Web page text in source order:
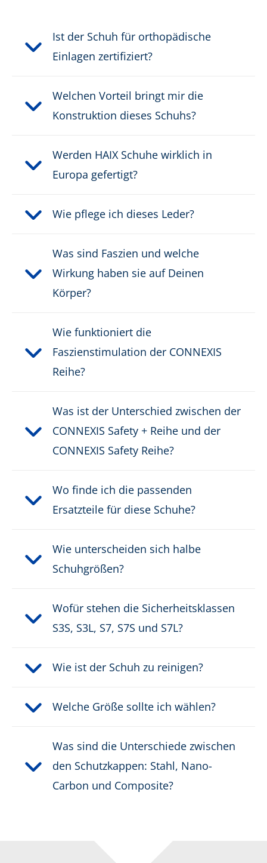
Ist der Schuh für orthopädische
Einlagen zertifiziert?
Welchen Vorteil bringt mir die
Konstruktion dieses Schuhs?
Werden HAIX Schuhe wirklich in
Europa gefertigt?
Wie pflege ich dieses Leder?
Was sind Faszien und welche
Wirkung haben sie auf Deinen
Körper?
Wie funktioniert die
Faszienstimulation der CONNEXIS
Reihe?
Was ist der Unterschied zwischen der
CONNEXIS Safety + Reihe und der
CONNEXIS Safety Reihe?
Wo finde ich die passenden
Ersatzteile für diese Schuhe?
Wie unterscheiden sich halbe
Schuhgrößen?
Wofür stehen die Sicherheitsklassen
S3S, S3L, S7, S7S und S7L?
Wie ist der Schuh zu reinigen?
Welche Größe sollte ich wählen?
Was sind die Unterschiede zwischen
den Schutzkappen: Stahl, Nano-
Carbon und Composite?